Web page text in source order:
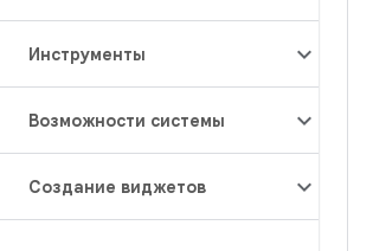
Инструменты
Возможности системы
Создание виджетов